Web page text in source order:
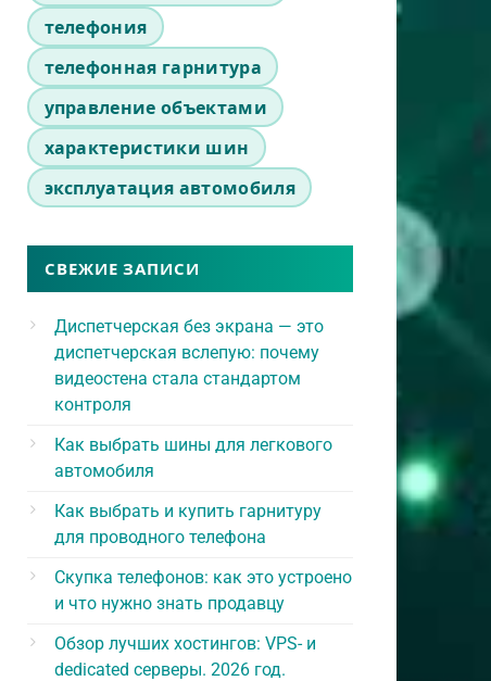
телефония
телефонная гарнитура
управление объектами
характеристики шин
эксплуатация автомобиля
СВЕЖИЕ ЗАПИСИ
Диспетчерская без экрана — это
диспетчерская вслепую: почему
видеостена стала стандартом
контроля
Как выбрать шины для легкового
автомобиля
Как выбрать и купить гарнитуру
для проводного телефона
Скупка телефонов: как это устроено
и что нужно знать продавцу
Обзор лучших хостингов: VPS- и
dedicated серверы. 2026 год.